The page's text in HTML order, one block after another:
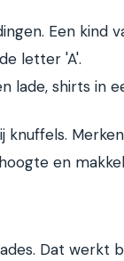
Een kind
letter 'A'.
lade, shirts in
knuffels.
en
Dat werkt